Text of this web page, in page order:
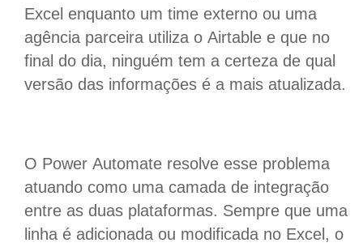
Excel enquanto um time externo ou uma
agência parceira utiliza o Airtable e que no
final do dia, ninguém tem a certeza de qual
versão das informações é a mais atualizada.
O Power Automate resolve esse problema
atuando como uma camada de integração
entre as duas plataformas. Sempre que uma
linha é adicionada ou modificada no Excel, o